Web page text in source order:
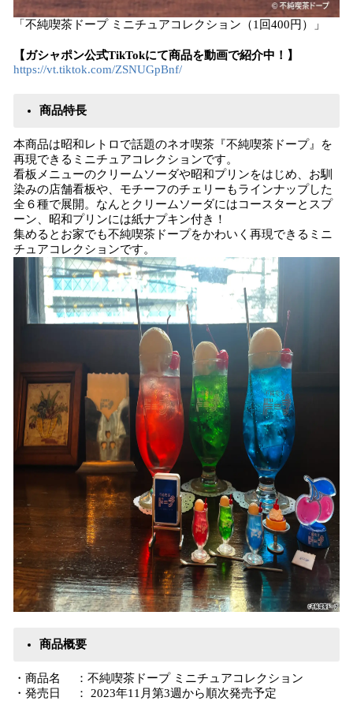
「不純喫茶ドープ ミニチュアコレクション（1回400円）」
【ガシャポン公式TikTokにて商品を動画で紹介中！】
https://vt.tiktok.com/ZSNUGpBnf/
商品特⻑
本商品は昭和レトロで話題のネオ喫茶『不純喫茶ドープ』を
再現できるミニチュアコレクションです。
看板メニューのクリームソーダや昭和プリンをはじめ、お馴
染みの店舗看板や、モチーフのチェリーもラインナップした
全６種で展開。なんとクリームソーダにはコースターとスプ
ーン、昭和プリンには紙ナプキン付き！
集めるとお家でも不純喫茶ドープをかわいく再現できるミニ
チュアコレクションです。
商品概要
・商品名 ：不純喫茶ドープ ミニチュアコレクション
・発売⽇ ： 2023年11⽉第3週から順次発売予定